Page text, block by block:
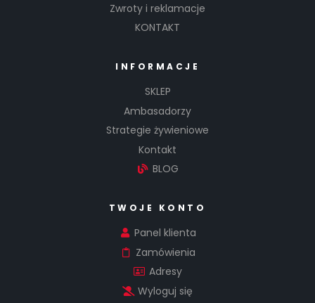
Zwroty i reklamacje
KONTAKT
INFORMACJE
SKLEP
Ambasadorzy
Strategie żywieniowe
Kontakt
BLOG
TWOJE KONTO
Panel klienta
Zamówienia
Adresy
Wyloguj się